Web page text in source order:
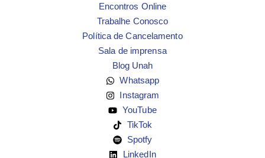
Encontros Online
Trabalhe Conosco
Política de Cancelamento
Sala de imprensa
Blog Unah
Whatsapp
Instagram
YouTube
TikTok
Spotfy
LinkedIn